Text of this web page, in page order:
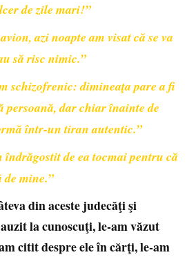
de zile mari!”
azi noapte am visat că se va
să risc nimic.”
schizofrenic: dimineaţa pare a fi
persoană, dar chiar înainte de
într-un tiran autentic.”
îndrăgostit de ea tocmai pentru că
de mine.”
din aceste judecăţi şi
la cunoscuţi, le-am văzut
citit despre ele în cărţi, le-am